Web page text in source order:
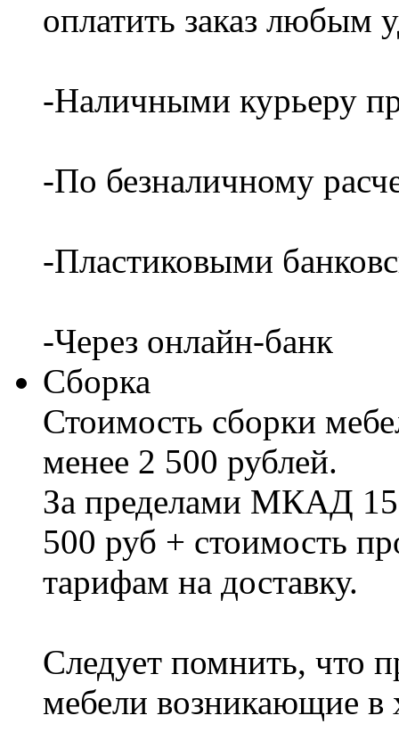
оплатить заказ любым
-Наличными курьеру
-По безналичному
-Пластиковыми
-Через онлайн-банк
Сборка
Стоимость сборки
менее 2 500 рублей.
За пределами МКАД
500 руб + стоимость
тарифам на доставку.
Следует помнить, что
мебели возникающие в